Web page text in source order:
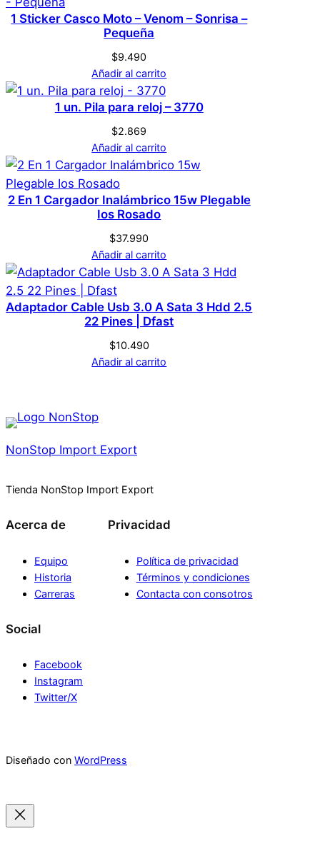
No hay valoraciones aún. Solo los usuarios
registrados que hayan comprado este
1 Sticker Casco Moto – Venom – Sonrisa –
Pequeña
$9.490
Añadir al carrito
1 un. Pila para reloj – 3770
$2.869
Añadir al carrito
2 En 1 Cargador Inalámbrico 15w Plegable
Ios Rosado
$37.990
Añadir al carrito
Adaptador Cable Usb 3.0 A Sata 3 Hdd 2.5
22 Pines | Dfast
$10.490
Añadir al carrito
NonStop Import Export
Tienda NonStop Import Export
Acerca de
Equipo
Historia
Carreras
Privacidad
Política de privacidad
Términos y condiciones
Contacta con consotros
Social
Facebook
Instagram
Twitter/X
Diseñado con WordPress